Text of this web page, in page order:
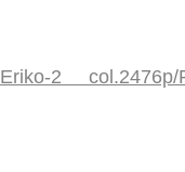
Eriko-2     col.2476p/